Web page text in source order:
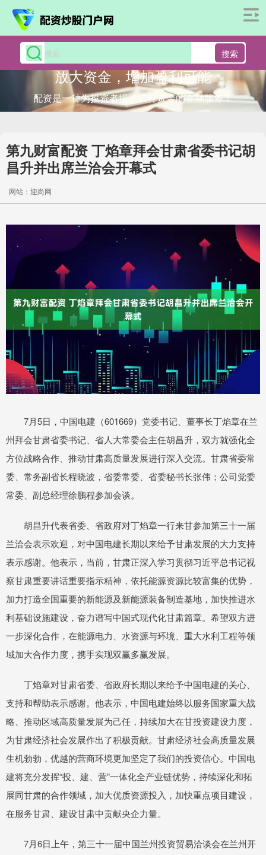
搜索
放大资金，增加盈利可能
配资是一种为投资者提供杠杆资金的金融服务！
第九财富配资 丁焰章拜会甘肃省委书记胡
昌升并出席兰洽会开幕式
网站：迎尚网
7月5日，中国电建（601669）党委书记、董事长丁焰章在兰
州拜会甘肃省委书记、省人大常委会主任胡昌升，双方就强化全
方位战略合作、推动甘肃高质量发展进行深入交流。甘肃省委常
委、常务副省长程晓波，省委常委、省委秘书长张伟；公司党委
常委、副总经理徐鹏程参加会谈。
胡昌升代表省委、省政府对丁焰章一行来甘参加第三十一届
兰洽会表示欢迎，对中国电建长期以来给予甘肃发展的大力支持
表示感谢。他表示，当前，甘肃正深入学习贯彻习近平总书记视
察甘肃重要讲话重要指示精神，依托能源资源比较富集的优势，
加力打造全国重要的新能源及新能源装备制造基地，加快推进水
利基础设施建设，奋力谱写中国式现代化甘肃篇章。希望双方进
一步深化合作，在能源电力、水资源与环境、重大水利工程等领
域加大合作力度，携手实现双赢多赢发展。
丁焰章对甘肃省委、省政府长期以来给予中国电建的关心、
支持和帮助表示感谢。他表示，中国电建始终以服务国家重大战
略、推动区域高质量发展为己任，持续加大在甘投资建设力度，
为甘肃经济社会发展作出了积极贡献。甘肃经济社会高质量发展
生机勃勃，优越的营商环境更加坚定了我们的投资信心。中国电
建将充分发挥“投、建、营”一体化全产业链优势，持续深化和拓
展同甘肃的合作领域，加大优质资源投入，加快重点项目建设，
在服务甘肃、建设甘肃中贡献央企力量。
7月6日上午，第三十一届中国兰州投资贸易洽谈会在兰州开